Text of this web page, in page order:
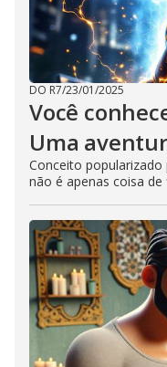
DO R7/23/01/2025
Você
Uma
Conceito
não é apenas coisa